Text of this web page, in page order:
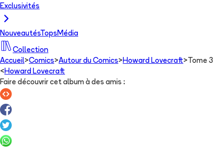
Exclusivités
NouveautésTops Média
Collection
Accueil>Comics>Autour du Comics> Howard Lovecraft> Tome 3
< Howard Lovecraft
Faire découvrir cet album à des amis :